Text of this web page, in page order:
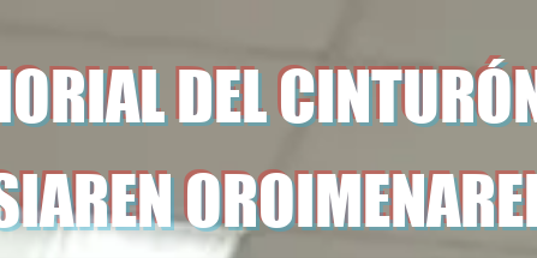
DEL